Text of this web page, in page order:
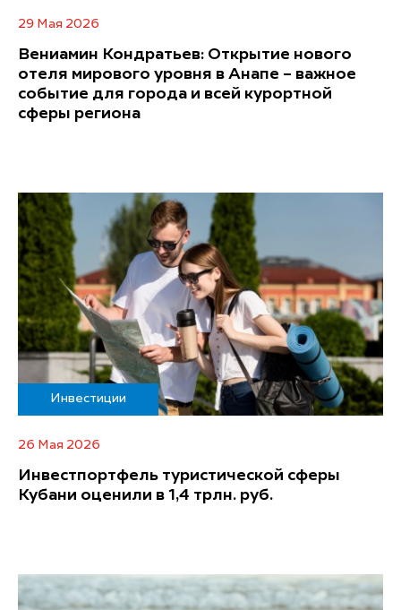
29 Мая 2026
Вениамин Кондратьев: Открытие нового
отеля мирового уровня в Анапе – важное
событие для города и всей курортной
сферы региона
Инвестиции
26 Мая 2026
Инвестпортфель туристической сферы
Кубани оценили в 1,4 трлн. руб.